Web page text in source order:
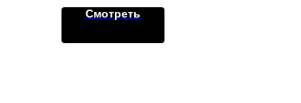
Смотреть